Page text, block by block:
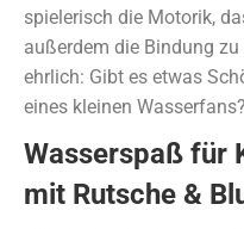
spielerisch die Motorik,
außerdem die Bindung
ehrlich: Gibt es etwas
eines kleinen Wasserfans?
Wasserspaß für
mit Rutsche &